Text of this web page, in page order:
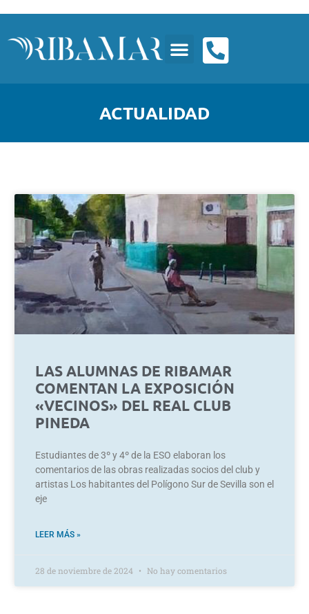
ACTUALIDAD
LAS ALUMNAS DE RIBAMAR
COMENTAN LA EXPOSICIÓN
«VECINOS» DEL REAL CLUB
PINEDA
Estudiantes de 3º y 4º de la ESO elaboran los
comentarios de las obras realizadas socios del club y
artistas Los habitantes del Polígono Sur de Sevilla son el
eje
LEER MÁS »
28 de noviembre de 2024 No hay comentarios